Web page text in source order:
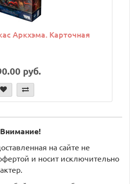
Аркхэма. Карточная
руб.
Внимание!
на сайте не
и носит исключительно